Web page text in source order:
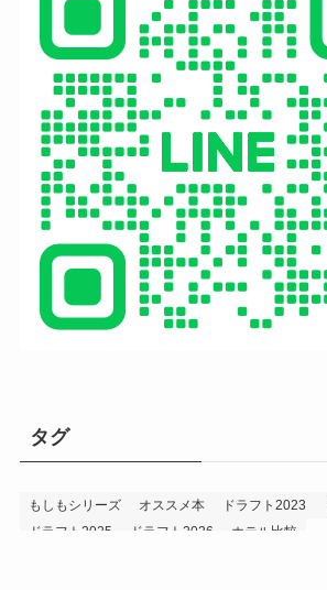
タグ
もしもシリーズ オススメ本 ドラフト2023
ドラフト2025
ドラフト2026
ホテル比較